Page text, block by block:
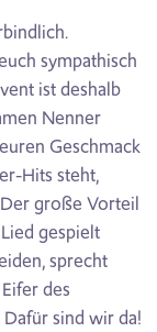
sympathisch
ist deshalb
Nenner
Geschmack
Hits steht,
große Vorteil
gespielt
sprecht
des
sind wir da!